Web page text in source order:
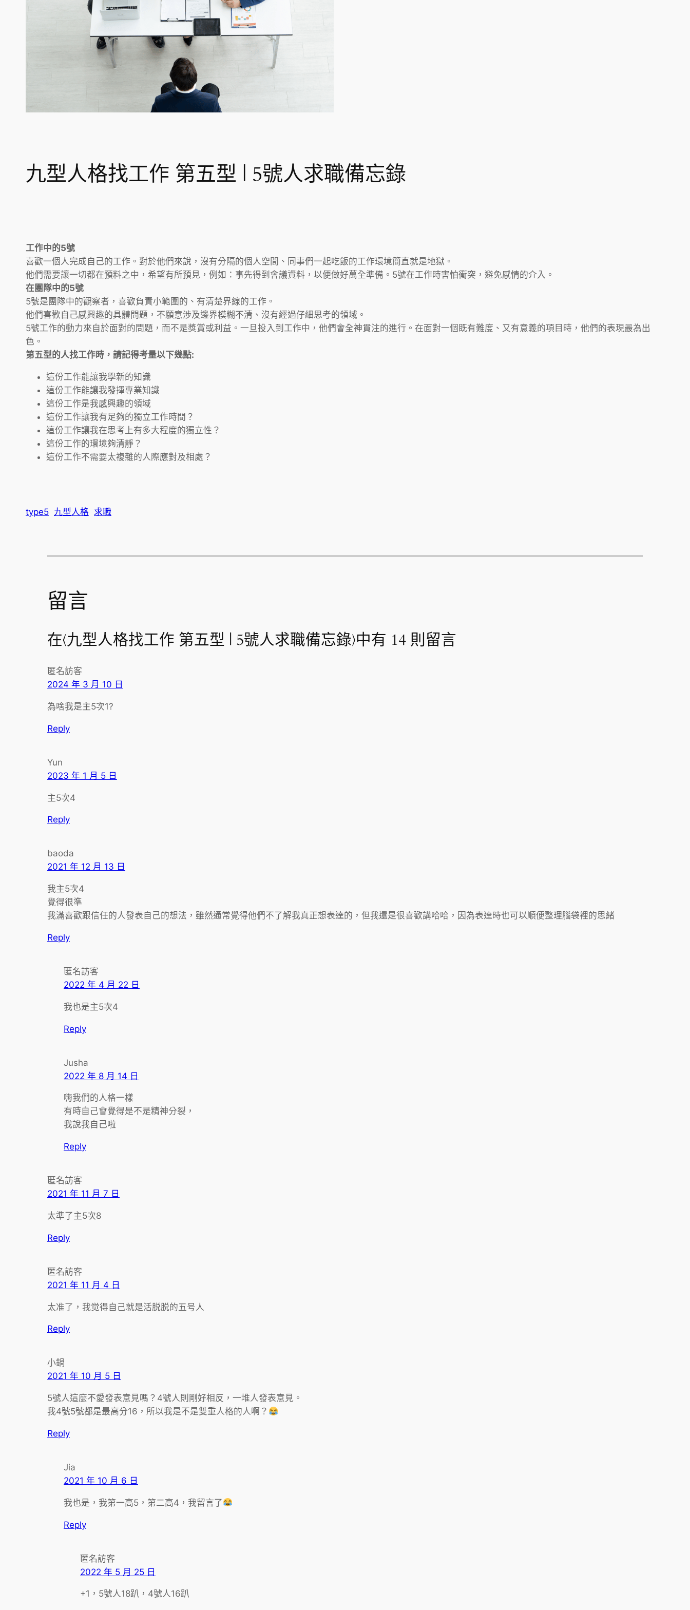
九型人格找工作 第五型 | 5號人求職備忘錄
工作中的5號
喜歡一個人完成自己的工作。對於他們來說，沒有分隔的個人空間、同事們一起吃飯的工作環境簡直就是地獄。
他們需要讓一切都在預料之中，希望有所預見，例如：事先得到會議資料，以便做好萬全準備。5號在工作時害怕衝突，避免感情的介入。
在團隊中的5號
5號是團隊中的觀察者，喜歡負責小範圍的、有清楚界線的工作。
他們喜歡自己感興趣的具體問題，不願意涉及邊界模糊不清、沒有經過仔細思考的領域。
5號工作的動力來自於面對的問題，而不是獎賞或利益。一旦投入到工作中，他們會全神貫注的進行。在面對一個既有難度、又有意義的項目時，他們的表現最為出
色。
第五型的人找工作時，請記得考量以下幾點:
這份工作能讓我學新的知識
這份工作能讓我發揮專業知識
這份工作是我感興趣的領域
這份工作讓我有足夠的獨立工作時間？
這份工作讓我在思考上有多大程度的獨立性？
這份工作的環境夠清靜？
這份工作不需要太複雜的人際應對及相處？
type5 九型人格 求職
留言
在〈九型人格找工作 第五型 | 5號人求職備忘錄〉中有 14 則留言
匿名訪客
2024 年 3 月 10 日
為啥我是主5次1?
Reply
Yun
2023 年 1 月 5 日
主5次4
Reply
baoda
2021 年 12 月 13 日
我主5次4
覺得很準
我滿喜歡跟信任的人發表自己的想法，雖然通常覺得他們不了解我真正想表達的，但我還是很喜歡講哈哈，因為表達時也可以順便整理腦袋裡的思緒
Reply
匿名訪客
2022 年 4 月 22 日
我也是主5次4
Reply
Jusha
2022 年 8 月 14 日
嗨我們的人格一樣
有時自己會覺得是不是精神分裂，
我說我自己啦
Reply
匿名訪客
2021 年 11 月 7 日
太準了主5次8
Reply
匿名訪客
2021 年 11 月 4 日
太准了，我觉得自己就是活脱脱的五号人
Reply
小鍋
2021 年 10 月 5 日
5號人這麼不愛發表意見嗎？4號人則剛好相反，一堆人發表意見。
我4號5號都是最高分16，所以我是不是雙重人格的人啊？
Reply
Jia
2021 年 10 月 6 日
我也是，我第一高5，第二高4，我留言了
Reply
匿名訪客
2022 年 5 月 25 日
+1，5號人18趴，4號人16趴